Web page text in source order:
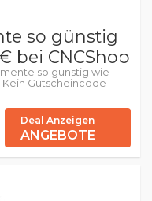
so günstig
bei CNCShop
so günstig wie
Kein Gutscheincode
Deal Anzeigen
ANGEBOTE